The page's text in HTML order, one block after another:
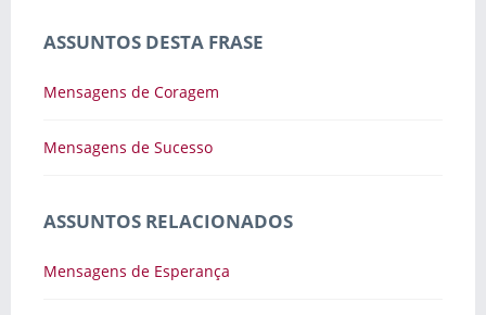
ASSUNTOS DESTA FRASE
Mensagens de Coragem
Mensagens de Sucesso
ASSUNTOS RELACIONADOS
Mensagens de Esperança